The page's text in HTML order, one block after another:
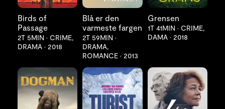
Birds of
Passage
2T 5MIN • CRIME,
DRAMA • 2018
Blå er den
varmeste fargen
2T 59MIN•
DRAMA,
ROMANCE• 2013
Grensen
1T 41MIN • CRIME,
DAMA • 2018